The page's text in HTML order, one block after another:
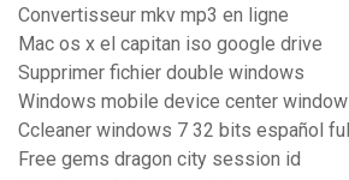
Convertisseur mkv mp3 en ligne
Mac os x el capitan iso google drive
Supprimer fichier double windows
Windows mobile device center
Ccleaner windows 7 32 bits español full
Free gems dragon city session id